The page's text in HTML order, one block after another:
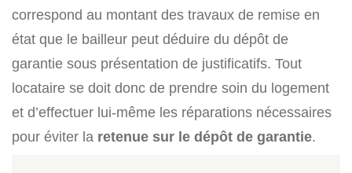
correspond au montant des travaux de remise en
état que le bailleur peut déduire du dépôt de
garantie sous présentation de justificatifs. Tout
locataire se doit donc de prendre soin du logement
et d’effectuer lui-même les réparations nécessaires
pour éviter la retenue sur le dépôt de garantie.